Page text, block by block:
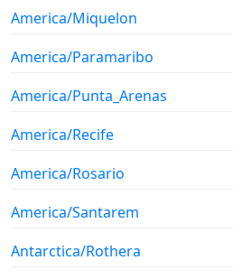
America/Miquelon
America/Paramaribo
America/Punta_Arenas
America/Recife
America/Rosario
America/Santarem
Antarctica/Rothera